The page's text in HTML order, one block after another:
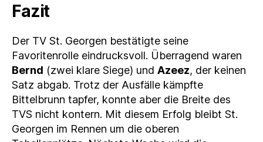
Fazit
Der TV St. Georgen bestätigte seine
Favoritenrolle eindrucksvoll. Überragend waren
Bernd (zwei klare Siege) und Azeez, der keinen
Satz abgab. Trotz der Ausfälle kämpfte
Bittelbrunn tapfer, konnte aber die Breite des
TVS nicht kontern. Mit diesem Erfolg bleibt St.
Georgen im Rennen um die oberen